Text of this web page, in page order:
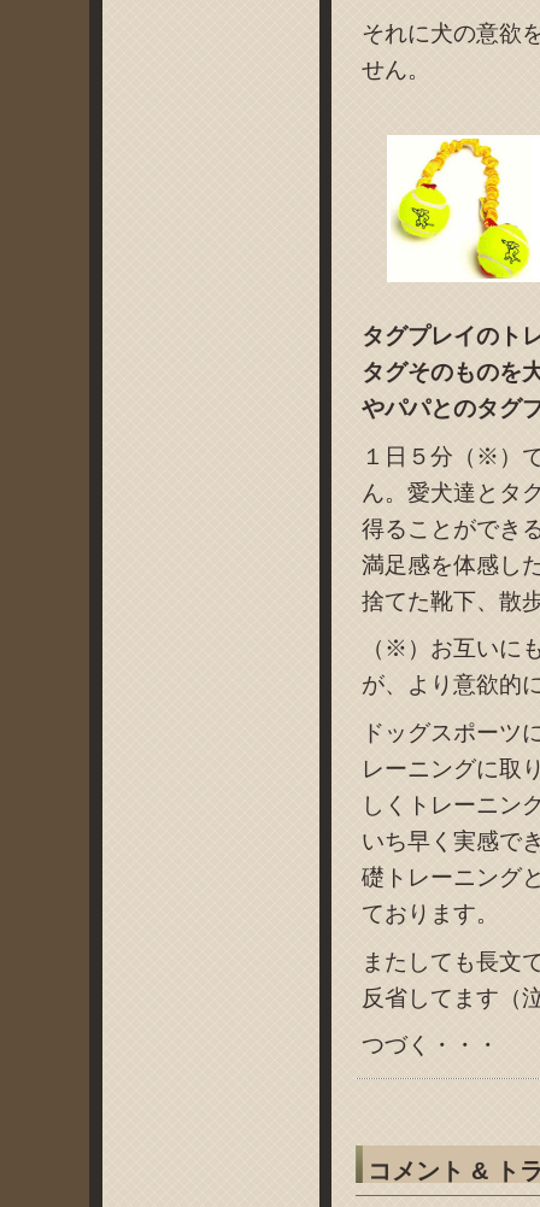
それに犬の意欲
せん。
タグプレイのト
タグそのものを
やパパとのタグ
１日５分（※）
ん。愛犬達とタ
得ることができ
満足感を体感し
捨てた靴下、散
（※）お互いに
が、より意欲的
ドッグスポーツ
レーニングに取
しくトレーニン
いち早く実感で
礎トレーニング
ております。
またしても長文
反省してます（
つづく・・・
コメント & ト